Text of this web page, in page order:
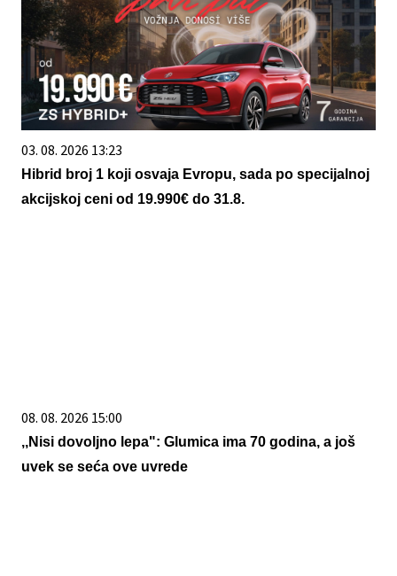
03. 08. 2026 13:23
Hibrid broj 1 koji osvaja Evropu, sada po specijalnoj
akcijskoj ceni od 19.990€ do 31.8.
08. 08. 2026 15:00
,,Nisi dovoljno lepa": Glumica ima 70 godina, a još
uvek se seća ove uvrede